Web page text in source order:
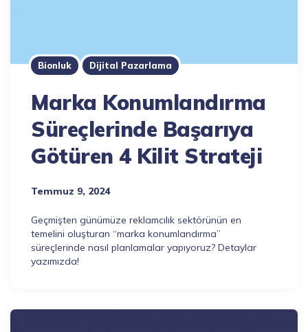
Bionluk Dijital Pazarlama
Marka Konumlandırma
Süreçlerinde Başarıya
Götüren 4 Kilit Strateji
Temmuz 9, 2024
Geçmişten günümüze reklamcılık sektörünün en
temelini oluşturan “marka konumlandırma”
süreçlerinde nasıl planlamalar yapıyoruz? Detaylar
yazımızda!